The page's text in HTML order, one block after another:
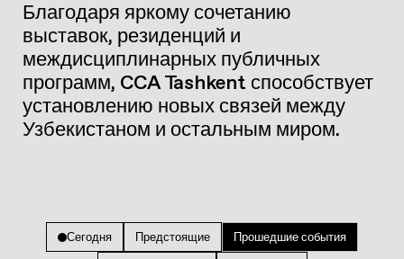
Благодаря яркому сочетанию
выставок, резиденций и
междисциплинарных публичных
программ, CCA Tashkent способствует
установлению новых связей между
Узбекистаном и остальным миром.
Сегодня Предстоящие Прошедшие события